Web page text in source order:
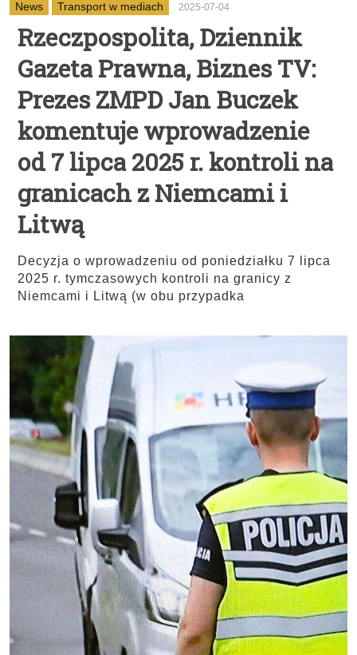
News Transport w mediach 2025-07-04
Rzeczpospolita, Dziennik
Gazeta Prawna, Biznes TV:
Prezes ZMPD Jan Buczek
komentuje wprowadzenie
od 7 lipca 2025 r. kontroli na
granicach z Niemcami i
Litwą
Decyzja o wprowadzeniu od poniedziałku 7 lipca
2025 r. tymczasowych kontroli na granicy z
Niemcami i Litwą (w obu przypadka